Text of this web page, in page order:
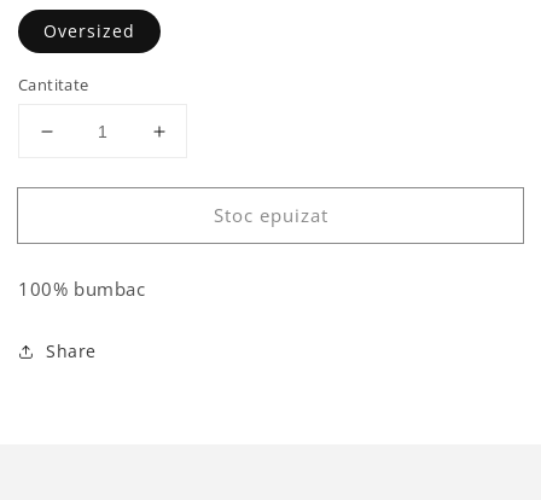
Oversized
Cantitate
Reduceți
pentru
cocoș
Creșteți
pentru
Tricou
cocoș
Stoc epuizat
100% bumbac
Share